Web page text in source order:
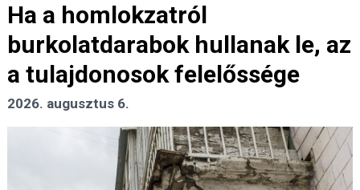
Ha a homlokzatról
burkolatdarabok hullanak le, az
a tulajdonosok felelőssége
2026. augusztus 6.